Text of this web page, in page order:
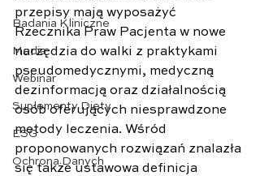
Badania Kliniczne
Media
Webinar
Suplementy Diety
ESG
Ochrona Danych
przepisy mają wyposażyć
Rzecznika Praw Pacjenta w nowe
narzędzia do walki z praktykami
pseudomedycznymi, medyczną
dezinformacją oraz działalnością
osób oferujących niesprawdzone
metody leczenia. Wśród
proponowanych rozwiązań znalazła
się także ustawowa definicja